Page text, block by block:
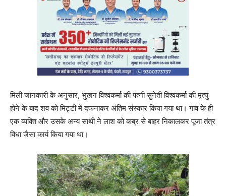
मिली जानकारी के अनुसार, भुखन विश्वकर्मा की पत्नी सुनेती विश्वकर्मा की मृत्यु
होने के बाद शव को मिट्टी में दफनाकर अंतिम संस्कार किया गया था। गांव के ही
एक व्यक्ति और उसके अन्य साथी ने लाश को कब्र से बाहर निकालकर पूजा तंत्र
विधा जैसा कार्य किया गया था।